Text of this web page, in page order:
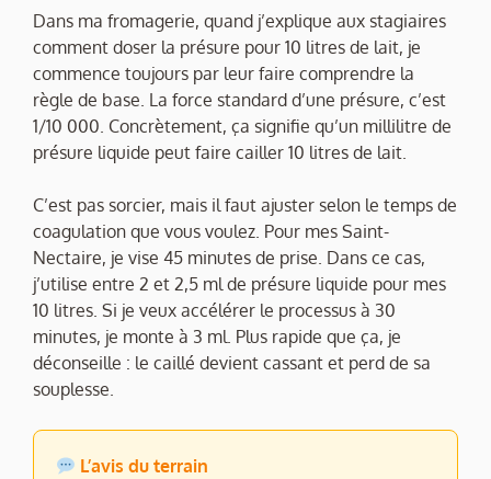
Dans ma fromagerie, quand j’explique aux stagiaires
comment doser la présure pour 10 litres de lait, je
commence toujours par leur faire comprendre la
règle de base. La force standard d’une présure, c’est
1/10 000. Concrètement, ça signifie qu’un millilitre de
présure liquide peut faire cailler 10 litres de lait.
C’est pas sorcier, mais il faut ajuster selon le temps de
coagulation que vous voulez. Pour mes Saint-
Nectaire, je vise 45 minutes de prise. Dans ce cas,
j’utilise entre 2 et 2,5 ml de présure liquide pour mes
10 litres. Si je veux accélérer le processus à 30
minutes, je monte à 3 ml. Plus rapide que ça, je
déconseille : le caillé devient cassant et perd de sa
souplesse.
L’avis du terrain